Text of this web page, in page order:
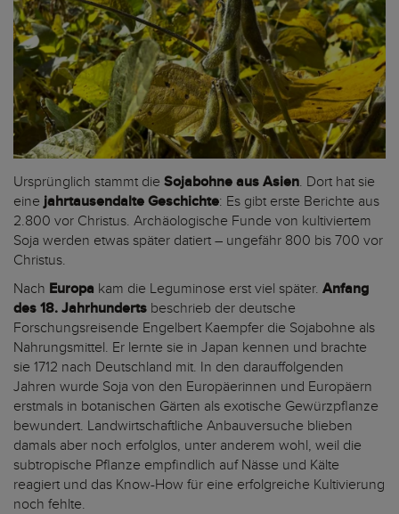
Ursprünglich stammt die Sojabohne aus Asien. Dort hat sie
eine jahrtausendalte Geschichte: Es gibt erste Berichte aus
2.800 vor Christus. Archäologische Funde von kultiviertem
Soja werden etwas später datiert – ungefähr 800 bis 700 vor
Christus.
Nach Europa kam die Leguminose erst viel später. Anfang
des 18. Jahrhunderts beschrieb der deutsche
Forschungsreisende Engelbert Kaempfer die Sojabohne als
Nahrungsmittel. Er lernte sie in Japan kennen und brachte
sie 1712 nach Deutschland mit. In den darauffolgenden
Jahren wurde Soja von den Europäerinnen und Europäern
erstmals in botanischen Gärten als exotische Gewürzpflanze
bewundert. Landwirtschaftliche Anbauversuche blieben
damals aber noch erfolglos, unter anderem wohl, weil die
subtropische Pflanze empfindlich auf Nässe und Kälte
reagiert und das Know-How für eine erfolgreiche Kultivierung
noch fehlte.